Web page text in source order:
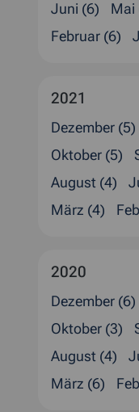
Juni (6)
Mai
Februar (6)
2021
Dezember (5)
Oktober (5)
August (4)
März (4)
2020
Dezember (6)
Oktober (3)
August (4)
März (6)